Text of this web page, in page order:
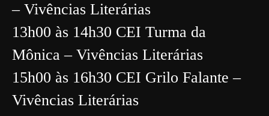
– Vivências Literárias
13h00 às 14h30 CEI Turma da
Mônica – Vivências Literárias
15h00 às 16h30 CEI Grilo Falante –
Vivências Literárias